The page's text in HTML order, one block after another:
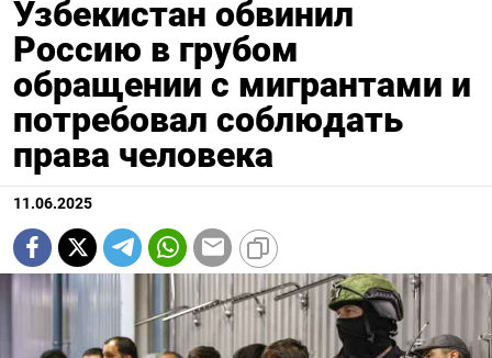
Узбекистан обвинил
Россию в грубом
обращении с мигрантами и
потребовал соблюдать
права человека
11.06.2025